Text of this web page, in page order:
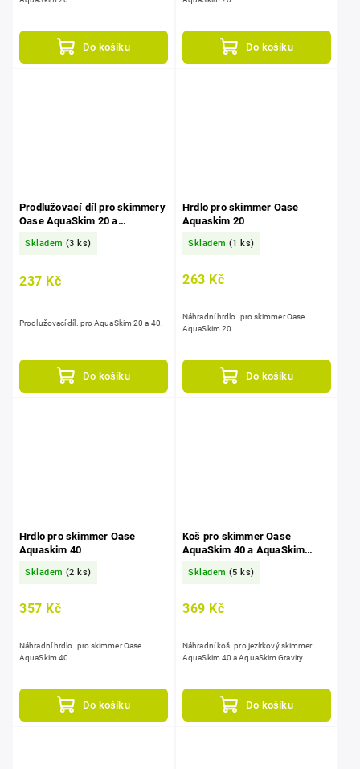
Do košíku Do košíku
Prodlužovací díl pro skimmery
Oase AquaSkim 20 a
Skladem (3 ks)
237 Kč
Do košíku
Prodlužovací díl. pro AquaSkim 20 a 40.
Hrdlo pro skimmer Oase
Aquaskim 20
Skladem (1 ks)
263 Kč
Do košíku
Náhradní hrdlo. pro skimmer Oase
AquaSkim 20.
Hrdlo pro skimmer Oase
Aquaskim 40
Skladem (2 ks)
357 Kč
Do košíku
Náhradní hrdlo. pro skimmer Oase
AquaSkim 40.
Koš pro skimmer Oase
AquaSkim 40 a AquaSkim
Skladem (5 ks)
369 Kč
Do košíku
Náhradní koš. pro jezírkový skimmer
AquaSkim 40 a AquaSkim Gravity.